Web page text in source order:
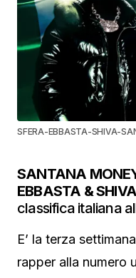
SFERA-EBBASTA-SHIVA-
SANTANA
EBBASTA &
classifica italiana
E’ la terza
rapper alla numero